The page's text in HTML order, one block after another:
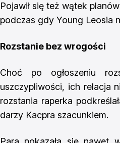
Pojawił się też wątek
podczas gdy Young Leosia
Rozstanie bez wrogości
Choć po ogłoszeniu
uszczypliwości, ich relacja
rozstania raperka
darzy Kacpra szacunkiem.